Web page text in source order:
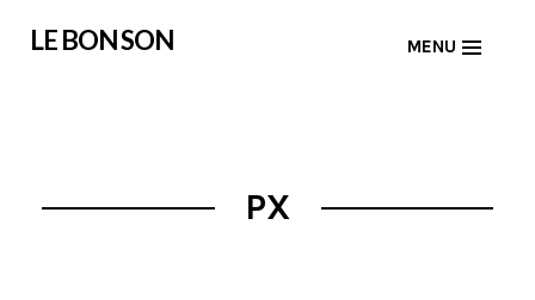
LE BON SON MENU
PX